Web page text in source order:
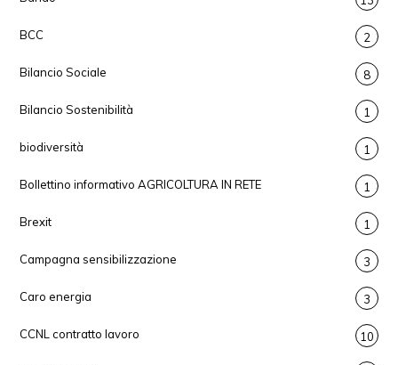
BCC 2
Bilancio Sociale 8
Bilancio Sostenibilità 1
biodiversità 1
Bollettino informativo AGRICOLTURA IN RETE 1
Brexit 1
Campagna sensibilizzazione 3
Caro energia 3
CCNL contratto lavoro 10